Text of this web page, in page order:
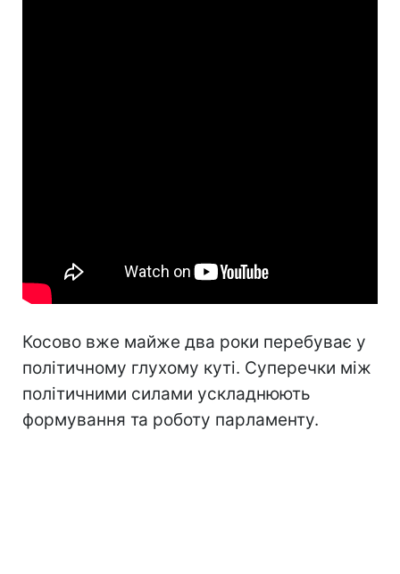
Косово вже майже два роки перебуває у
політичному глухому куті. Суперечки між
політичними силами ускладнюють
формування та роботу парламенту.